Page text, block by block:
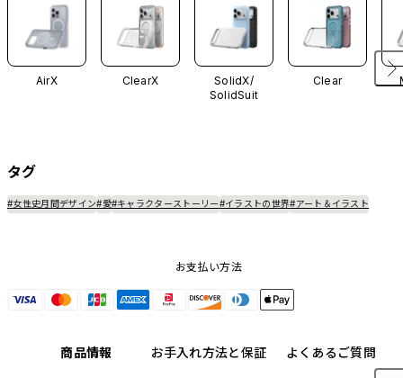
AirX ClearX
SolidX/
SolidSuit
Clear
タグ
#女性史月間デザイン#愛#キャラクターストーリー#イラストの世界#アート＆イラスト
お支払い方法
商品情報 お手入れ方法と保証 よくあるご質問